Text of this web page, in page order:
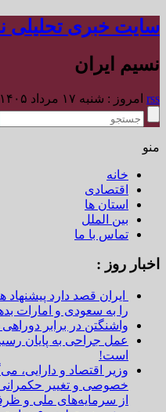
سایت خبری تحلیلی
نسیم ایران
rss امروز : شنبه ۱۷ مرداد ۱۴۰۵
منو
خانه
اقتصادی
استان ها
بین الملل
تماس با ما
اخبار روز :
ایران قصد دارد
را به سعودی و امارات
واشنگتن در برابر
عمل جراحی به پایان
است!
وزیر اقتصاد و دارایی،
خصوصی و تغییر
از سرمایه‌های ملی و